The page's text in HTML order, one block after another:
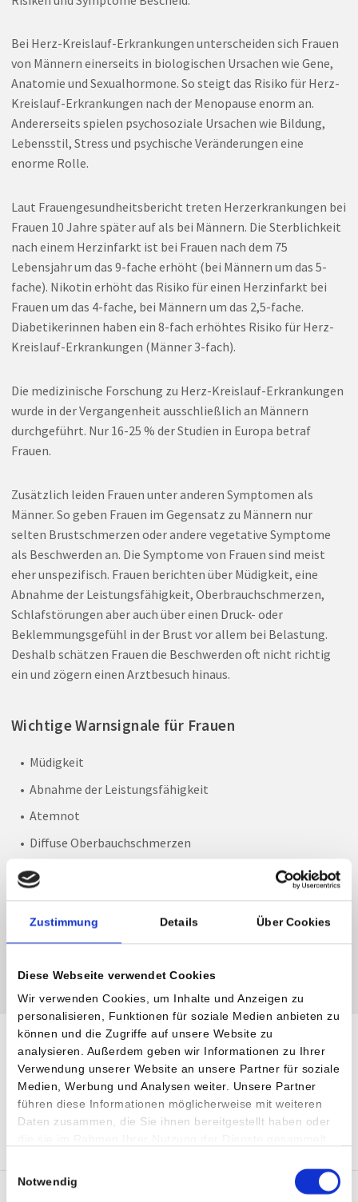
Zustimmung Details Über Cookies
Diese Webseite verwendet Cookies
Wir verwenden Cookies, um Inhalte und Anzeigen zu
personalisieren, Funktionen für soziale Medien anbieten zu
können und die Zugriffe auf unsere Website zu
analysieren. Außerdem geben wir Informationen zu Ihrer
Verwendung unserer Website an unsere Partner für soziale
Medien, Werbung und Analysen weiter. Unsere Partner
führen diese Informationen möglicherweise mit weiteren
Daten zusammen, die Sie ihnen bereitgestellt haben oder
Notwendig
Bei Herz-Kreislauf-Erkrankungen unterscheiden sich Frauen
von Männern einerseits in biologischen Ursachen wie Gene,
Anatomie und Sexualhormone. So steigt das Risiko für Herz-
Kreislauf-Erkrankungen nach der Menopause enorm an.
Andererseits spielen psychosoziale Ursachen wie Bildung,
Lebensstil, Stress und psychische Veränderungen eine
enorme Rolle.
Laut Frauengesundheitsbericht treten Herzerkrankungen bei
Frauen 10 Jahre später auf als bei Männern. Die Sterblichkeit
nach einem Herzinfarkt ist bei Frauen nach dem 75
Lebensjahr um das 9-fache erhöht (bei Männern um das 5-
fache). Nikotin erhöht das Risiko für einen Herzinfarkt bei
Frauen um das 4-fache, bei Männern um das 2,5-fache.
Diabetikerinnen haben ein 8-fach erhöhtes Risiko für Herz-
Kreislauf-Erkrankungen (Männer 3-fach).
Die medizinische Forschung zu Herz-Kreislauf-Erkrankungen
wurde in der Vergangenheit ausschließlich an Männern
durchgeführt. Nur 16-25 % der Studien in Europa betraf
Frauen.
Zusätzlich leiden Frauen unter anderen Symptomen als
Männer. So geben Frauen im Gegensatz zu Männern nur
selten Brustschmerzen oder andere vegetative Symptome
als Beschwerden an. Die Symptome von Frauen sind meist
eher unspezifisch. Frauen berichten über Müdigkeit, eine
Abnahme der Leistungsfähigkeit, Oberbrauchschmerzen,
Schlafstörungen aber auch über einen Druck- oder
Beklemmungsgefühl in der Brust vor allem bei Belastung.
Deshalb schätzen Frauen die Beschwerden oft nicht richtig
ein und zögern einen Arztbesuch hinaus.
Wichtige Warnsignale für Frauen
Müdigkeit
Abnahme der Leistungsfähigkeit
Atemnot
Diffuse Oberbauchschmerzen
Druckgefühl auf der Brust
Geschwollene Knöchel
Schlafstörungen
SHARE :